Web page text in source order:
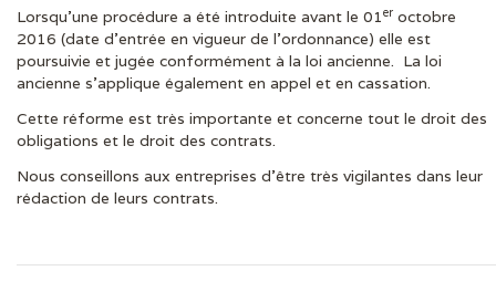
Lorsqu’une procédure a été introduite avant le 01er octobre
2016 (date d’entrée en vigueur de l’ordonnance) elle est
poursuivie et jugée conformément à la loi ancienne. La loi
ancienne s’applique également en appel et en cassation.
Cette réforme est très importante et concerne tout le droit des
obligations et le droit des contrats.
Nous conseillons aux entreprises d’être très vigilantes dans leur
rédaction de leurs contrats.